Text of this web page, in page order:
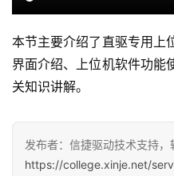
本节主要介绍了直驱专用上
界面介绍、上位机软件功能
关知识讲解。
发布者：信捷驱动技术支持，
https://college.xinje.net/